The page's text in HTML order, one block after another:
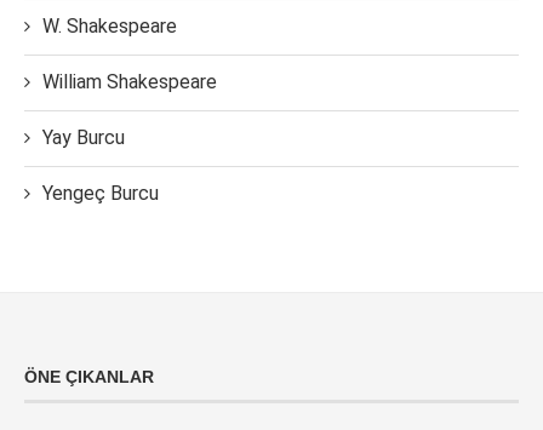
W. Shakespeare
William Shakespeare
Yay Burcu
Yengeç Burcu
ÖNE ÇIKANLAR